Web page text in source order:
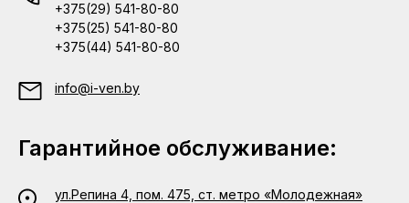
+375(29) 541-80-80
+375(25) 541-80-80
+375(44) 541-80-80
info@i-ven.by
Гарантийное обслуживание:
ул.Репина 4, пом. 475, ст. метро «Молодежная»